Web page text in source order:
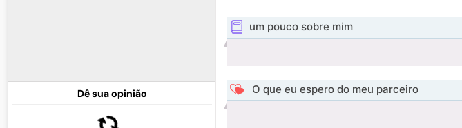
Dê sua opinião
um pouco sobre mim
O que eu espero do meu parceiro